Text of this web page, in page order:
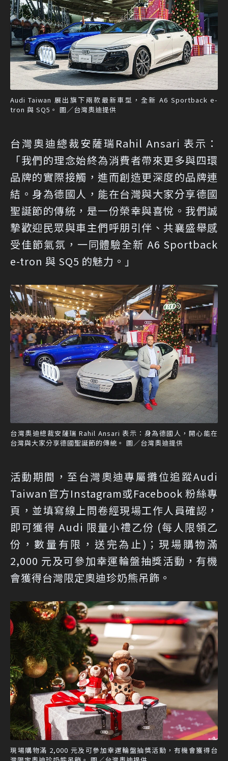
Audi Taiwan 展出旗下兩款最新車型，全新 A6 Sportback e-
tron 與 SQ5。 圖／台灣奧迪提供
台灣奧迪總裁安薩瑞Rahil Ansari 表示：
「我們的理念始終為消費者帶來更多與四環
品牌的實際接觸，進而創造更深度的品牌連
結。身為德國人，能在台灣與大家分享德國
聖誕節的傳統，是一份榮幸與喜悅。我們誠
摯歡迎民眾與車主們呼朋引伴、共襄盛舉感
受佳節氣氛，一同體驗全新 A6 Sportback
e-tron 與 SQ5 的魅力。」
台灣奧迪總裁安薩瑞 Rahil Ansari 表示：身為德國人，開心能在
台灣與大家分享德國聖誕節的傳統。 圖／台灣奧迪提供
活動期間，至台灣奧迪專屬攤位追蹤Audi
Taiwan官方Instagram或Facebook 粉絲專
頁 ，並填寫線上問卷經現場工作人員確認，
即可獲得 Audi 限量小禮乙份 (每人限領乙
份，數量有限，送完為止)；現場購物滿
2,000 元及可參加幸運輪盤抽獎活動，有機
會獲得台灣限定奧迪珍奶熊吊飾。
現場購物滿 2,000 元及可參加幸運輪盤抽獎活動，有機會獲得台